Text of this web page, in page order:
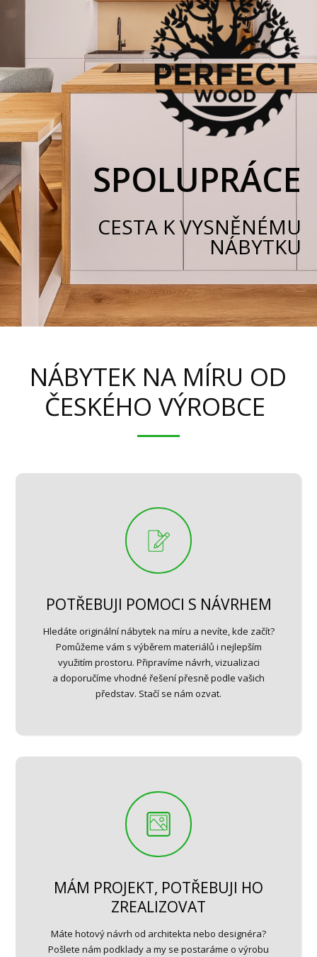
SPOLUPRÁCE
CESTA K VYSNĚNÉMU
NÁBYTKU
NÁBYTEK NA MÍRU OD
ČESKÉHO VÝROBCE
POTŘEBUJI POMOCI S NÁVRHEM
Hledáte originální nábytek na míru a nevíte, kde začít?
Pomůžeme vám s výběrem materiálů i nejlepším
využitím prostoru. Připravíme návrh, vizualizaci
a doporučíme vhodné řešení přesně podle vašich
představ. Stačí se nám ozvat.
MÁM PROJEKT, POTŘEBUJI HO
ZREALIZOVAT
Máte hotový návrh od architekta nebo designéra?
Pošlete nám podklady a my se postaráme o výrobu